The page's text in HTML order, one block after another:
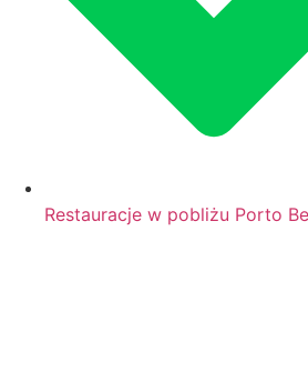
Restauracje w pobliżu Porto